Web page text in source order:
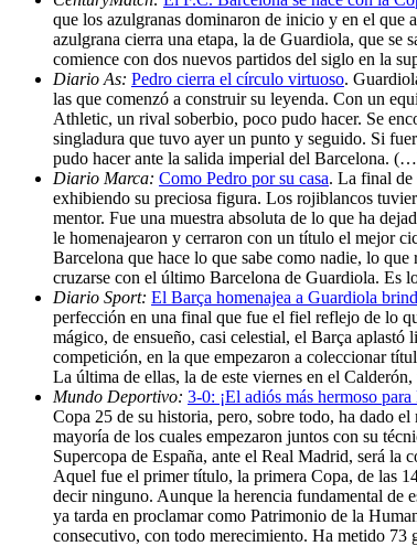
que los azulgranas dominaron de inicio y en el que
azulgrana cierra una etapa, la de Guardiola, que
comience con dos nuevos partidos del siglo en la
Diario As: Pedro cierra el círculo virtuoso.
las que comenzó a construir su leyenda. Con un
Athletic, un rival soberbio, poco pudo hacer. Se
singladura que tuvo ayer un punto y seguido. Si
pudo hacer ante la salida imperial del Barcelona.
Diario Marca: Como Pedro por su casa. La final de
exhibiendo su preciosa figura. Los rojiblancos
mentor. Fue una muestra absoluta de lo que ha
le homenajearon y cerraron con un título el mejor
Barcelona que hace lo que sabe como nadie, lo
cruzarse con el último Barcelona de Guardiola. Es
Diario Sport: El Barça homenajea a Guardiola
perfección en una final que fue el fiel reflejo de lo
mágico, de ensueño, casi celestial, el Barça
competición, en la que empezaron a coleccionar
La última de ellas, la de este viernes en el
Mundo Deportivo: 3-0: ¡El adiós más hermoso para
Copa 25 de su historia, pero, sobre todo, ha dado
mayoría de los cuales empezaron juntos con su
Supercopa de España, ante el Real Madrid, será la
Aquel fue el primer título, la primera Copa, de las
decir ninguno. Aunque la herencia fundamental de
ya tarda en proclamar como Patrimonio de la
consecutivo, con todo merecimiento. Ha metido